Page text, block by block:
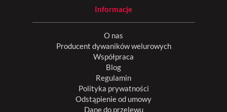
Informacje
O nas
Producent dywaników welurowych
Współpraca
Blog
Regulamin
Polityka prywatności
Odstąpienie od umowy
Dane do przelewu